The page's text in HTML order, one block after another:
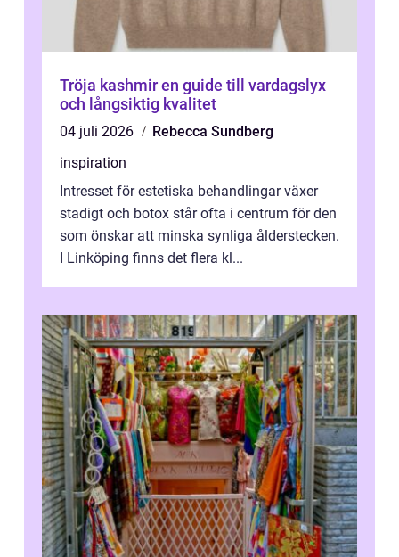
Tröja kashmir en guide till vardagslyx
och långsiktig kvalitet
04 juli 2026
Rebecca Sundberg
inspiration
Intresset för estetiska behandlingar växer
stadigt och botox står ofta i centrum för den
som önskar att minska synliga ålderstecken.
I Linköping finns det flera kl...